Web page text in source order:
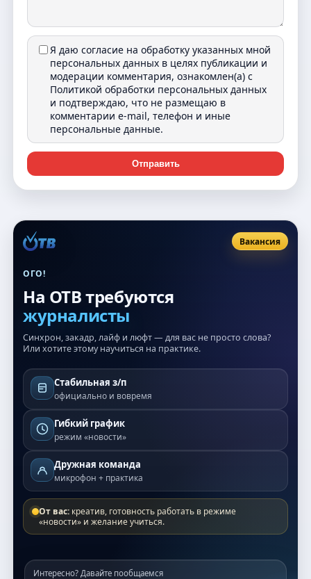
Я даю согласие на обработку указанных мной
персональных данных в целях публикации и
модерации комментария, ознакомлен(а) с
Политикой обработки персональных данных
и подтверждаю, что не размещаю в
комментарии e-mail, телефон и иные
персональные данные.
Отправить
Вакансия
ОГО!
На ОТВ требуются
журналисты
Синхрон, закадр, лайф и люфт — для вас не просто слова?
Или хотите этому научиться на практике.
Стабильная з/п
официально и вовремя
Гибкий график
режим «новости»
Дружная команда
микрофон + практика
От вас: креатив, готовность работать в режиме
«новости» и желание учиться.
Интересно? Давайте пообщаемся